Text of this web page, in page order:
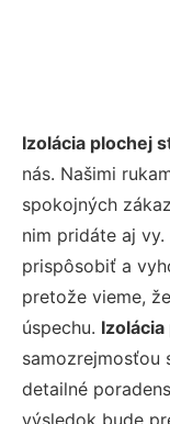
Izolácia plochej
nás. Našimi
spokojných
nim pridáte aj
prispôsobiť a
pretože vieme,
úspechu.
samozrejmosťou
detailné
výsledok bude